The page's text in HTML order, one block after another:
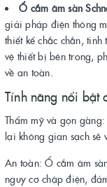
Ổ cắm âm sàn
giải pháp điện thông
thiết kế chắc chắn,
vệ thiết bị bên trong,
về an toàn.
Tính năng nổi bật
Thẩm mỹ và gọn
lại không gian sạch sẽ
An toàn: Ổ cắm âm
nguy cơ chập điện,